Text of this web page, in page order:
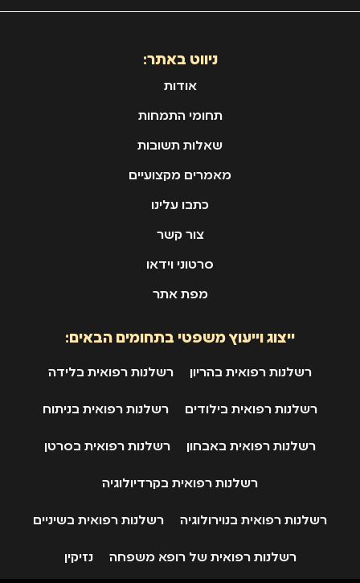
ניווט באתר:
אודות
תחומי התמחות
שאלות תשובות
מאמרים מקצועיים
כתבו עלינו
צור קשר
סרטוני וידאו
מפת אתר
ייצוג וייעוץ משפטי בתחומים הבאים:
רשלנות רפואית בהריון רשלנות רפואית בלידה
רשלנות רפואית בילודים רשלנות רפואית בניתוח
רשלנות רפואית באבחון רשלנות רפואית בסרטן
רשלנות רפואית בקרדיולוגיה
רשלנות רפואית בנוירולוגיה רשלנות רפואית בשיניים
רשלנות רפואית של רופא משפחה נזיקין